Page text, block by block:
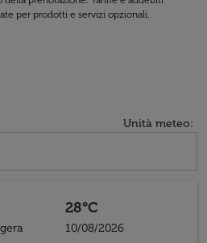
per prodotti e servizi opzionali.
Unità meteo:
28°C
10/08/2026